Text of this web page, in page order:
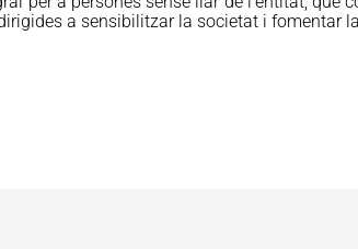
a sensibilitzar la societat i fomentar